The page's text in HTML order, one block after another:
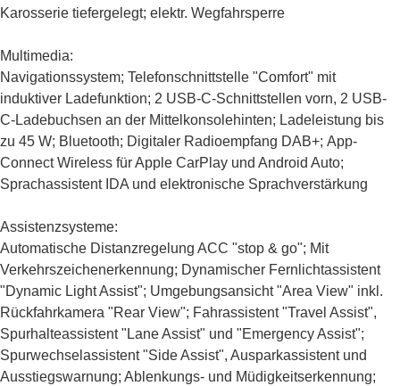
Karosserie tiefergelegt; elektr. Wegfahrsperre
Multimedia:
Navigationssystem; Telefonschnittstelle "Comfort" mit
induktiver Ladefunktion; 2 USB-C-Schnittstellen vorn, 2 USB-
C-Ladebuchsen an der Mittelkonsolehinten; Ladeleistung bis
zu 45 W; Bluetooth; Digitaler Radioempfang DAB+; App-
Connect Wireless für Apple CarPlay und Android Auto;
Sprachassistent IDA und elektronische Sprachverstärkung
Assistenzsysteme:
Automatische Distanzregelung ACC "stop & go"; Mit
Verkehrszeichenerkennung; Dynamischer Fernlichtassistent
"Dynamic Light Assist"; Umgebungsansicht "Area View" inkl.
Rückfahrkamera "Rear View"; Fahrassistent "Travel Assist",
Spurhalteassistent "Lane Assist" und "Emergency Assist";
Spurwechselassistent "Side Assist", Ausparkassistent und
Ausstiegswarnung; Ablenkungs- und Müdigkeitserkennung;